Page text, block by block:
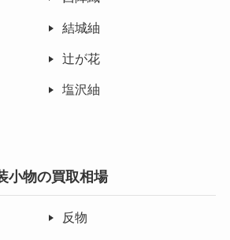
結城紬
辻が花
塩沢紬
小物の買取相場
反物